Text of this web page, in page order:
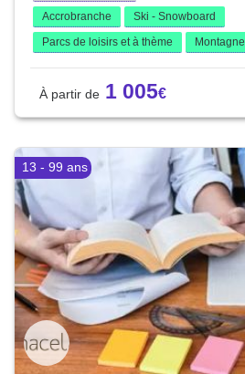
Accrobranche
Ski - Snowboard
Parcs de loisirs et à thème
Montagne
1 005
13 - 99 ans